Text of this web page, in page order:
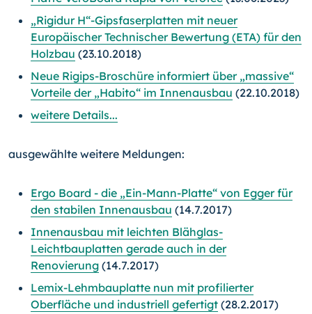
„Rigidur H“-Gipsfaserplatten mit neuer
Europäischer Technischer Bewertung (ETA) für den
Holzbau (23.10.2018)
Neue Rigips-Broschüre informiert über „massive“
Vorteile der „Habito“ im Innenausbau (22.10.2018)
weitere Details...
ausgewählte weitere Meldungen:
Ergo Board - die „Ein-Mann-Platte“ von Egger für
den stabilen Innenausbau (14.7.2017)
Innenausbau mit leichten Blähglas-
Leichtbauplatten gerade auch in der
Renovierung (14.7.2017)
Lemix-Lehmbauplatte nun mit profilierter
Oberfläche und industriell gefertigt (28.2.2017)